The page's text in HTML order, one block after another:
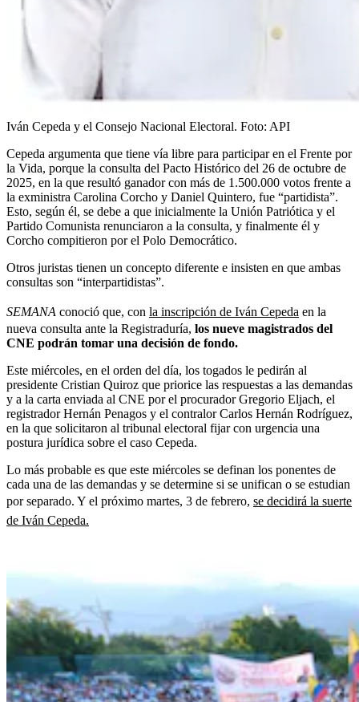
Iván Cepeda y el Consejo Nacional Electoral. Foto: API
Cepeda argumenta que tiene vía libre para participar en el Frente por
la Vida, porque la consulta del Pacto Histórico del 26 de octubre de
2025, en la que resultó ganador con más de 1.500.000 votos frente a
la exministra Carolina Corcho y Daniel Quintero, fue “partidista”.
Esto, según él, se debe a que inicialmente la Unión Patriótica y el
Partido Comunista renunciaron a la consulta, y finalmente él y
Corcho compitieron por el Polo Democrático.
Otros juristas tienen un concepto diferente e insisten en que ambas
consultas son “interpartidistas”.
SEMANA conoció que, con la inscripción de Iván Cepeda en la
nueva consulta ante la Registraduría, los nueve magistrados del
CNE podrán tomar una decisión de fondo.
Este miércoles, en el orden del día, los togados le pedirán al
presidente Cristian Quiroz que priorice las respuestas a las demandas
y a la carta enviada al CNE por el procurador Gregorio Eljach, el
registrador Hernán Penagos y el contralor Carlos Hernán Rodríguez,
en la que solicitaron al tribunal electoral fijar con urgencia una
postura jurídica sobre el caso Cepeda.
Lo más probable es que este miércoles se definan los ponentes de
cada una de las demandas y se determine si se unifican o se estudian
por separado. Y el próximo martes, 3 de febrero, se decidirá la suerte
de Iván Cepeda.